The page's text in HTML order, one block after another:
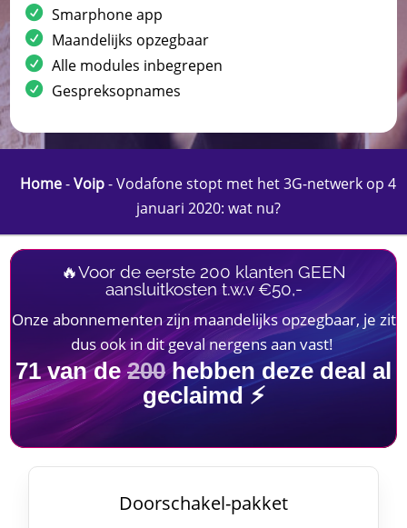
Smarphone app
Maandelijks opzegbaar
Alle modules inbegrepen
Gespreksopnames
Home-Voip-Vodafone stopt met het 3G-netwerk op 4
januari 2020: wat nu?
🔥Voor de eerste 200 klanten GEEN
aansluitkosten t.w.v €50,-
Onze abonnementen zijn maandelijks opzegbaar, je zit
dus ook in dit geval nergens aan vast!
71van de200hebben deze deal al
geclaimd ⚡
Doorschakel-pakket